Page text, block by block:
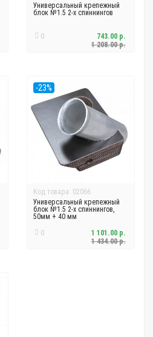
Универсальный крепежный
блок №1.5 2-х спиннингов
0
1 208.00 р.
743.00 р.
-23%
Код товара: 02066
Универсальный крепежный
блок №1.5 2-х спиннингов,
50мм + 40 мм
0
1 434.00 р.
1 101.00 р.